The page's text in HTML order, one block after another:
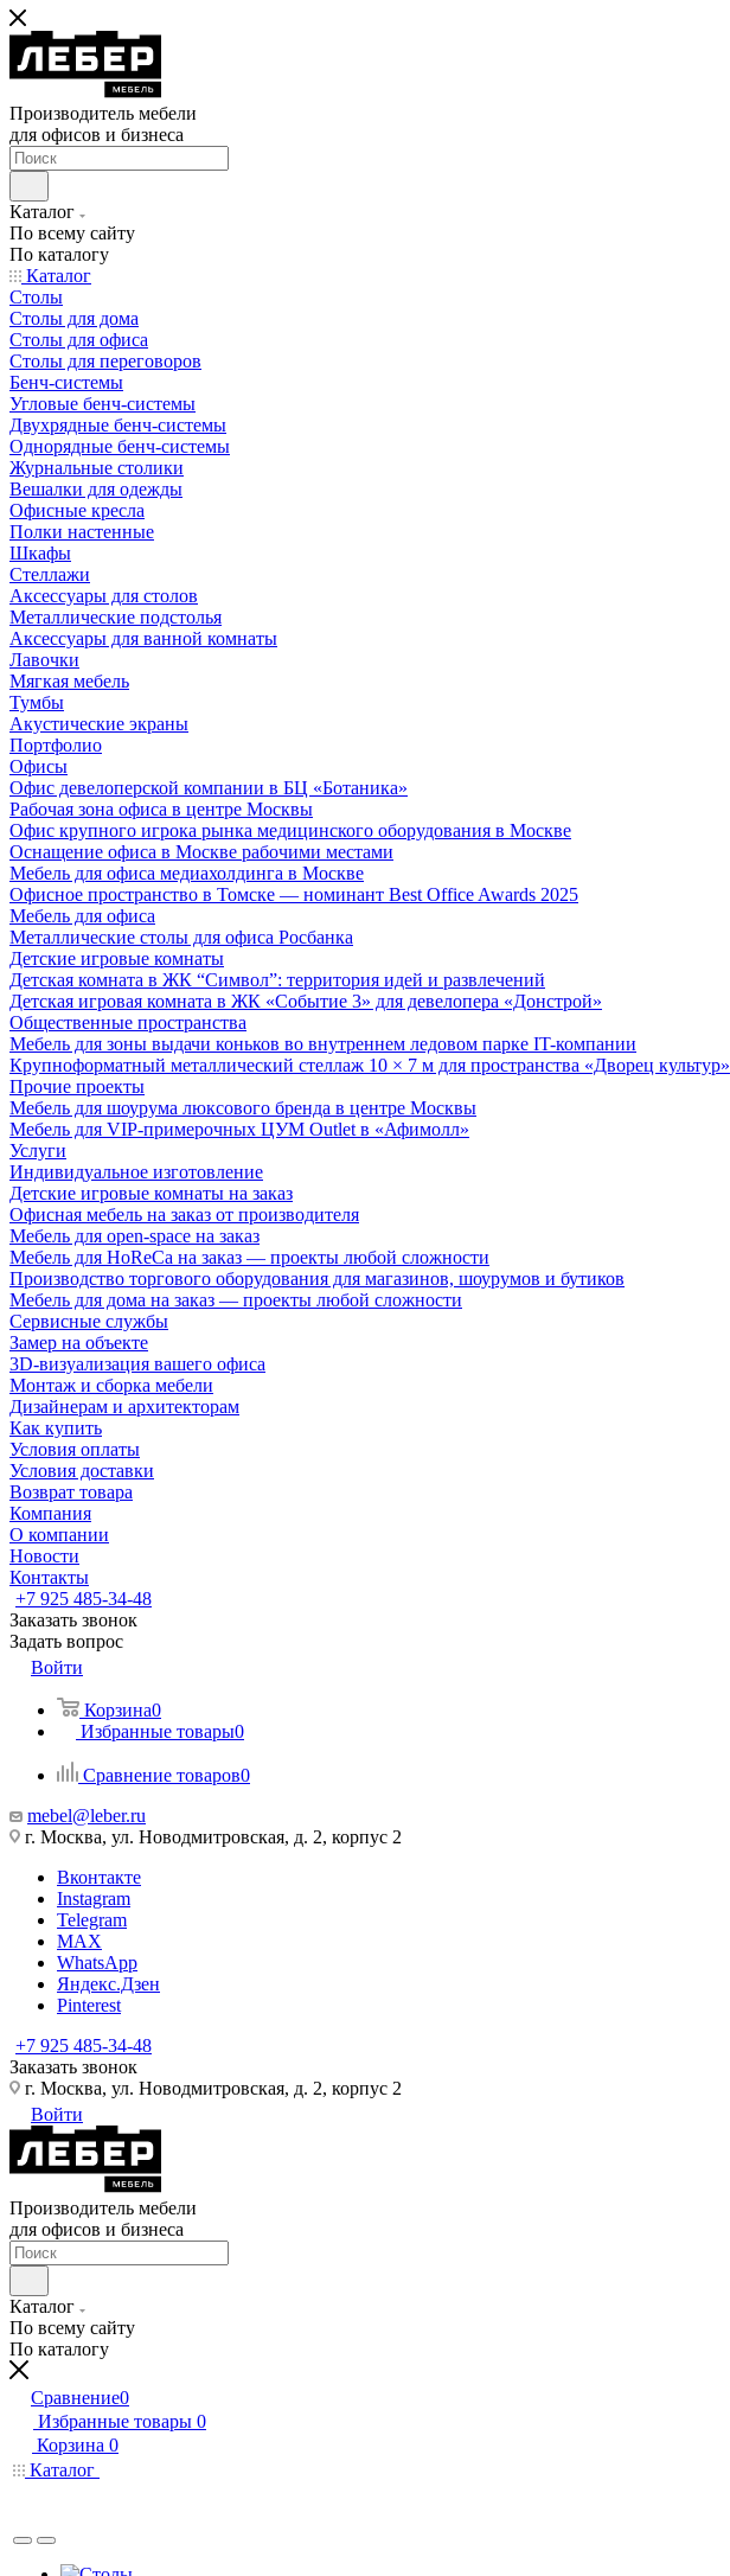
Производитель мебели
для офисов и бизнеса
Каталог
По всему сайту
По каталогу
Каталог
Столы
Столы для дома
Столы для офиса
Столы для переговоров
Бенч-системы
Угловые бенч-системы
Двухрядные бенч-системы
Однорядные бенч-системы
Журнальные столики
Вешалки для одежды
Офисные кресла
Полки настенные
Шкафы
Стеллажи
Аксессуары для столов
Металлические подстолья
Аксессуары для ванной комнаты
Лавочки
Мягкая мебель
Тумбы
Акустические экраны
Портфолио
Офисы
Офис девелоперской компании в БЦ «Ботаника»
Рабочая зона офиса в центре Москвы
Офис крупного игрока рынка медицинского оборудования в Москве
Оснащение офиса в Москве рабочими местами
Мебель для офиса медиахолдинга в Москве
Офисное пространство в Томске — номинант Best Office Awards 2025
Мебель для офиса
Металлические столы для офиса Росбанка
Детские игровые комнаты
Детская комната в ЖК “Символ”: территория идей и развлечений
Детская игровая комната в ЖК «Событие 3» для девелопера «Донстрой»
Общественные пространства
Мебель для зоны выдачи коньков во внутреннем ледовом парке IT-компании
Крупноформатный металлический стеллаж 10 × 7 м для пространства «Дворец культур»
Прочие проекты
Мебель для шоурума люксового бренда в центре Москвы
Мебель для VIP-примерочных ЦУМ Outlet в «Афимолл»
Услуги
Индивидуальное изготовление
Детские игровые комнаты на заказ
Офисная мебель на заказ от производителя
Мебель для open-space на заказ
Мебель для HoReCa на заказ — проекты любой сложности
Производство торгового оборудования для магазинов, шоурумов и бутиков
Мебель для дома на заказ — проекты любой сложности
Сервисные службы
Замер на объекте
3D-визуализация вашего офиса
Монтаж и сборка мебели
Дизайнерам и архитекторам
Как купить
Условия оплаты
Условия доставки
Возврат товара
Компания
О компании
Новости
Контакты
+7 925 485-34-48
Заказать звонок
Задать вопрос
Войти
Корзина0
Избранные товары0
Сравнение товаров0
mebel@leber.ru
г. Москва, ул. Новодмитровская, д. 2, корпус 2
Вконтакте
Instagram
Telegram
MAX
WhatsApp
Яндекс.Дзен
Pinterest
+7 925 485-34-48
Заказать звонок
г. Москва, ул. Новодмитровская, д. 2, корпус 2
Войти
Производитель мебели
для офисов и бизнеса
Каталог
По всему сайту
По каталогу
Сравнение0
Избранные товары 0
Корзина 0
Каталог